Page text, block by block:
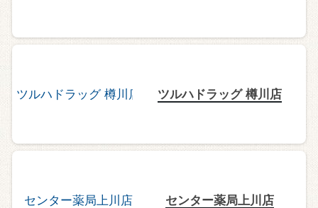
ツルハドラッグ 樽川店
センター薬局上川店